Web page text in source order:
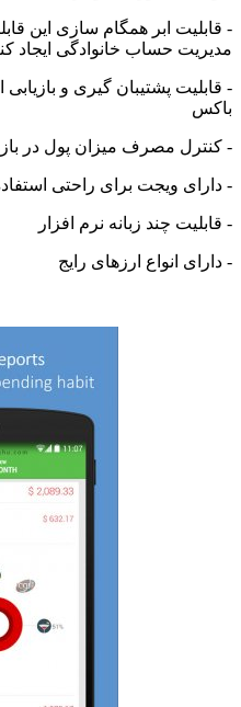
ابر همگام سازی این قابلیت
حساب خانوادگی ایجاد کنید
پشتیبان گیری و بازیابی از
مصرف میزان پول در بازه
ویجت برای راحتی استفاده
چند زبانه نرم افزار
انواع ارزهای رایج